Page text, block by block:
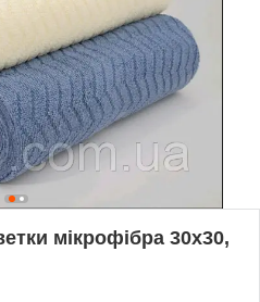
мікрофібра 30х30,